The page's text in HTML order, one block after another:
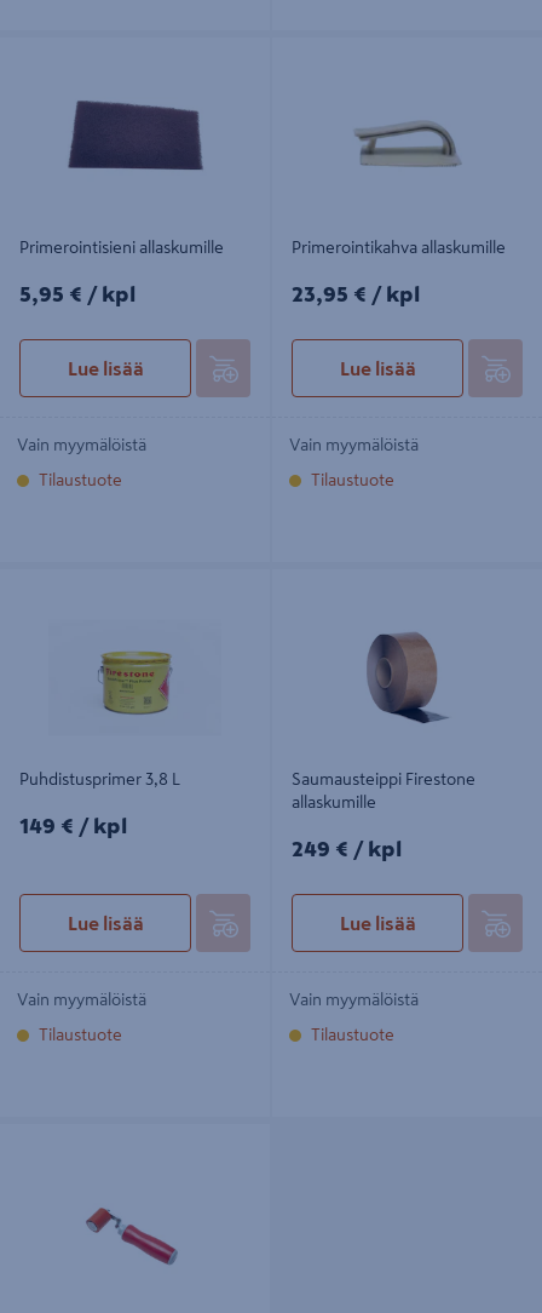
Primerointisieni allaskumille
5,95€/kpl
5,95 € / kpl
Lue lisää
Vain myymälöistä
Tilaustuote
Primerointikahva allaskumille
23,95€/kpl
23,95 € / kpl
Lue lisää
Vain myymälöistä
Tilaustuote
Puhdistusprimer 3,8 L
149€/kpl
149 € / kpl
Lue lisää
Vain myymälöistä
Tilaustuote
Saumausteippi Firestone
allaskumille
249€/kpl
249 € / kpl
Lue lisää
Vain myymälöistä
Tilaustuote